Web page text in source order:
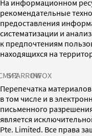
На информационном
рекомендательные
предоставления
систематизации и
к предпочтениям
находящихся на
SPARROWINFOX
Перепечатка
в том числе и в
письменного
является
Pte. Limited. Все права